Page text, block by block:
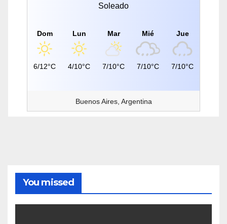
Soleado
Dom
6/12°C
Lun
4/10°C
Mar
7/10°C
Mié
7/10°C
Jue
7/10°C
Buenos Aires, Argentina
You missed